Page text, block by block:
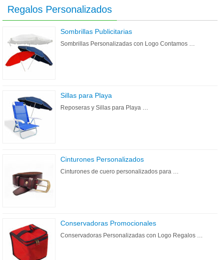
Regalos Personalizados
Sombrillas Publicitarias
Sombrillas Personalizadas con Logo Contamos …
Sillas para Playa
Reposeras y Sillas para Playa …
Cinturones Personalizados
Cinturones de cuero personalizados para …
Conservadoras Promocionales
Conservadoras Personalizadas con Logo Regalos …